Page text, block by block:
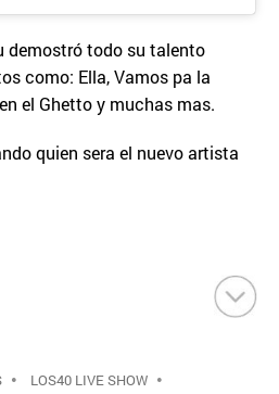
demostró todo su talento
como: Ella, Vamos pa la
el Ghetto y muchas mas.
quien sera el nuevo artista
• LOS40 LIVE SHOW •